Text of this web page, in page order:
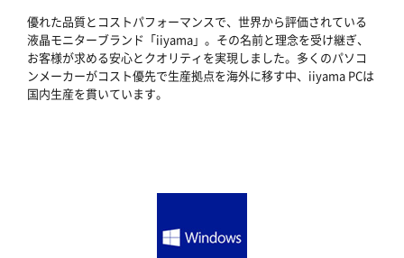
優れた品質とコストパフォーマンスで、世界から評価されている
液晶モニターブランド「iiyama」。その名前と理念を受け継ぎ、
お客様が求める安心とクオリティを実現しました。多くのパソコ
ンメーカーがコスト優先で生産拠点を海外に移す中、iiyama PCは
国内生産を貫いています。